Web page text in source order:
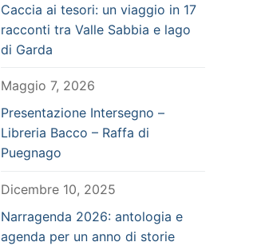
Caccia ai tesori: un viaggio in 17
racconti tra Valle Sabbia e lago
di Garda
Maggio 7, 2026
Presentazione Intersegno –
Libreria Bacco – Raffa di
Puegnago
Dicembre 10, 2025
Narragenda 2026: antologia e
agenda per un anno di storie